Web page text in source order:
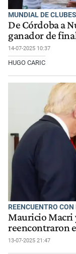
MUNDIAL DE CLUBES
De Córdoba a
ganador de
14-07-2025 10:37
HUGO CARIC
REENCUENTRO
Mauricio Macri
reencontraron
13-07-2025 21:47